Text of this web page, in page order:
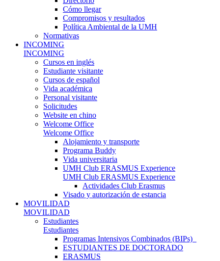
Cómo llegar
Compromisos y resultados
Política Ambiental de la UMH
Normativas
INCOMING
INCOMING
Cursos en inglés
Estudiante visitante
Cursos de español
Vida académica
Personal visitante
Solicitudes
Website en chino
Welcome Office
Welcome Office
Alojamiento y transporte
Programa Buddy
Vida universitaria
UMH Club ERASMUS Experience
UMH Club ERASMUS Experience
Actividades Club Erasmus
Visado y autorización de estancia
MOVILIDAD
MOVILIDAD
Estudiantes
Estudiantes
Programas Intensivos Combinados (BIPs)_
ESTUDIANTES DE DOCTORADO
ERASMUS